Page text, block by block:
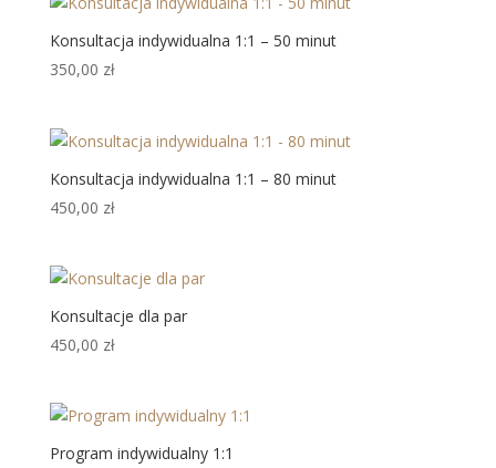
Konsultacja indywidualna 1:1 – 50 minut
350,00 zł
Konsultacja indywidualna 1:1 – 80 minut
450,00 zł
Konsultacje dla par
450,00 zł
Program indywidualny 1:1